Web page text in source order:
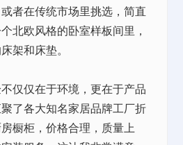
者在传统市场里挑选，简直
北欧风格的卧室样板间里，
架和床垫。
仅在于环境，更在于产品
了各大知名家居品牌工厂折
橱柜，价格合理，质量上